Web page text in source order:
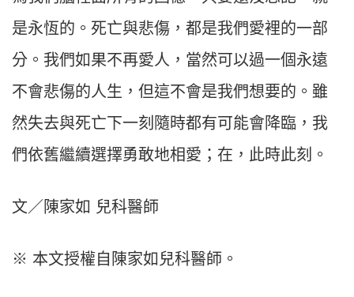
是永恆的。死亡與悲傷，都是我們愛裡的一部
分。我們如果不再愛人，當然可以過一個永遠
不會悲傷的人生，但這不會是我們想要的。雖
然失去與死亡下一刻隨時都有可能會降臨，我
們依舊繼續選擇勇敢地相愛；在，此時此刻。
文／陳家如 兒科醫師
※ 本文授權自陳家如兒科醫師。